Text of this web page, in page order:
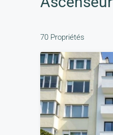
70 Propriétés